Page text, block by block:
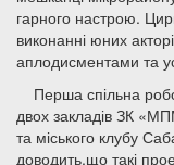
гарного настрою.
виконанні юних
аплодисментами та
Перша спільна
двох закладів ЗК
та міського клубу
доводить,що такі